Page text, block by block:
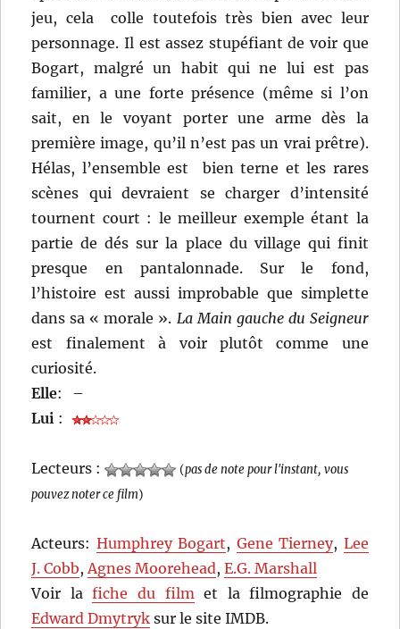
jeu, cela colle toutefois très bien avec leur
personnage. Il est assez stupéfiant de voir que
Bogart, malgré un habit qui ne lui est pas
familier, a une forte présence (même si l’on
sait, en le voyant porter une arme dès la
première image, qu’il n’est pas un vrai prêtre).
Hélas, l’ensemble est bien terne et les rares
scènes qui devraient se charger d’intensité
tournent court : le meilleur exemple étant la
partie de dés sur la place du village qui finit
presque en pantalonnade. Sur le fond,
l’histoire est aussi improbable que simplette
dans sa « morale ». La Main gauche du Seigneur
est finalement à voir plutôt comme une
curiosité.
Elle:
–
Lui :
Lecteurs : (pas de note pour l'instant, vous
pouvez noter ce film)
Acteurs: Humphrey Bogart, Gene Tierney, Lee
J. Cobb,Agnes Moorehead,E.G. Marshall
Voir lafiche du filmet la filmographie de
Edward Dmytryk sur le site IMDB.